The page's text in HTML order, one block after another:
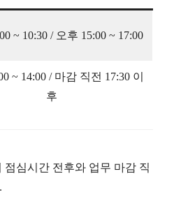
~ 10:30 / 오후 15:00 ~ 17:00
~ 14:00 / 마감 직전 17:30 이
후
점심시간 전후와 업무 마감 직